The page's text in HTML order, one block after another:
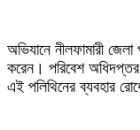
অভিযানে নীলফামারী
করেন। পরিবেশ অধিদপ্তর
এই পলিথিনের ব্যবহার